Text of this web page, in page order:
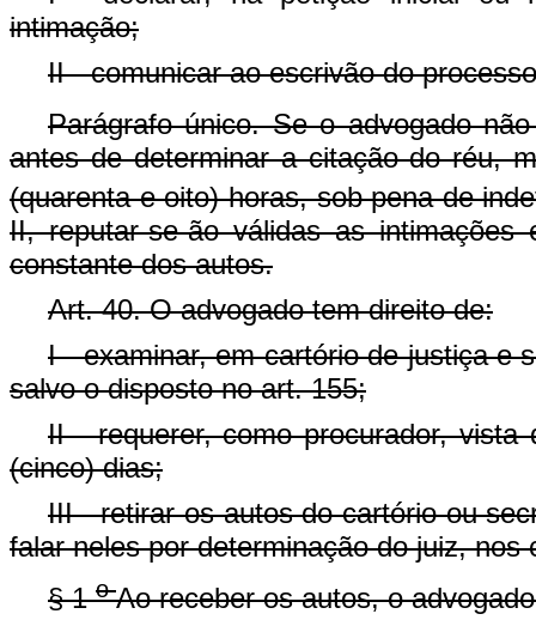
intimação;
II - comunicar ao escrivão do
Parágrafo único. Se o advogado
antes de determinar a citação do réu,
(quarenta e oito) horas, sob pena de
II, reputar-se-ão válidas as
constante dos autos.
Art. 40. O advogado tem direito de:
I - examinar, em cartório de justiça e
salvo o disposto no art. 155;
II - requerer, como procurador,
(cinco) dias;
III - retirar os autos do cartório ou
falar neles por determinação do juiz, nos
§ 1oAo receber os autos, o